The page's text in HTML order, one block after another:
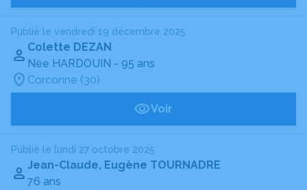
Publié le vendredi 19 décembre 2025
Colette DEZAN
Née HARDOUIN - 95 ans
Corconne (30)
Voir
Publié le lundi 27 octobre 2025
Jean-Claude, Eugène TOURNADRE
76 ans